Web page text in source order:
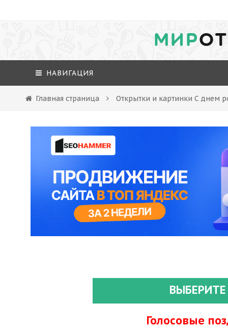
МИР
НАВИГАЦИЯ
Главная страница Открытки и картинки С днем
Голосовые